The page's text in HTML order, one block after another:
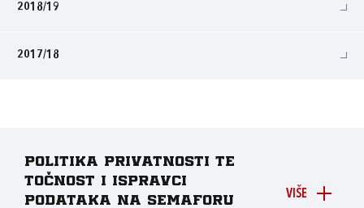
2018/19
2017/18
VIŠE
Politika privatnosti te
točnost i ispravci
podataka na Semaforu